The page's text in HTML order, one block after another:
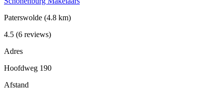
Paterswolde (4.8 km)
4.5 (6 reviews)
Adres
Hoofdweg 190
Afstand